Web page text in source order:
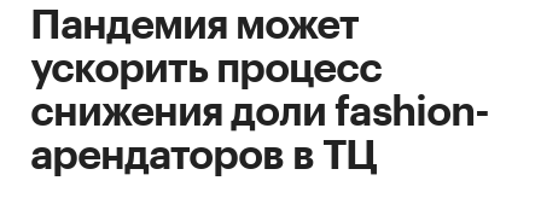
Пандемия может
ускорить процесс
снижения доли fashion-
арендаторов в ТЦ